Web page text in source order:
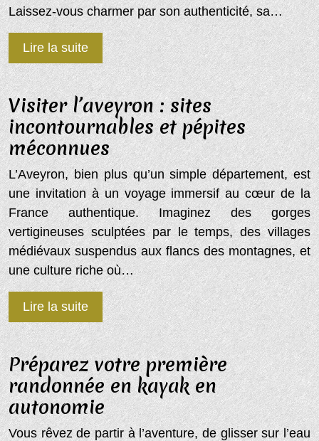
Laissez-vous charmer par son authenticité, sa…
Lire la suite
Visiter l’aveyron : sites
incontournables et pépites
méconnues
L’Aveyron, bien plus qu’un simple département, est
une invitation à un voyage immersif au cœur de la
France authentique. Imaginez des gorges
vertigineuses sculptées par le temps, des villages
médiévaux suspendus aux flancs des montagnes, et
une culture riche où…
Lire la suite
Préparez votre première
randonnée en kayak en
autonomie
Vous rêvez de partir à l’aventure, de glisser sur l’eau